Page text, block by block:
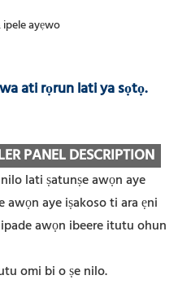
ati rọrun lati ya sọtọ.
PANEL DESCRIPTION
lati ṣatunṣe awọn aye
awọn aye iṣakoso ti ara ẹni
awọn ibeere itutu ohun
omi bi o ṣe nilo.